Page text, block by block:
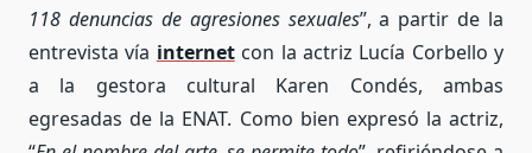
118 denuncias de agresiones sexuales”, a partir de la
entrevista vía internetcon la actriz Lucía Corbello y
a la gestora cultural Karen Condés, ambas
egresadas de la ENAT. Como bien expresó la actriz,